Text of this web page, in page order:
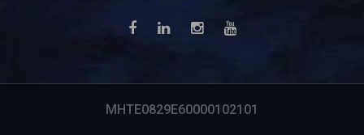
MHTE0829E60000102101